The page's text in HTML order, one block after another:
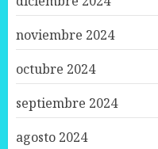
noviembre 2024
octubre 2024
septiembre 2024
agosto 2024